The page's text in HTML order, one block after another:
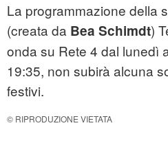
La programmazione della
(creata da Bea Schimdt)
onda su Rete 4 dal lunedì
19:35, non subirà alcuna
festivi.
© RIPRODUZIONE VIETATA